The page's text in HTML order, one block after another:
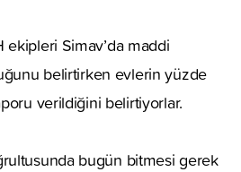
Simav’da maddi
belirtirken evlerin yüzde
verildiğini belirtiyorlar.
bugün bitmesi gerek